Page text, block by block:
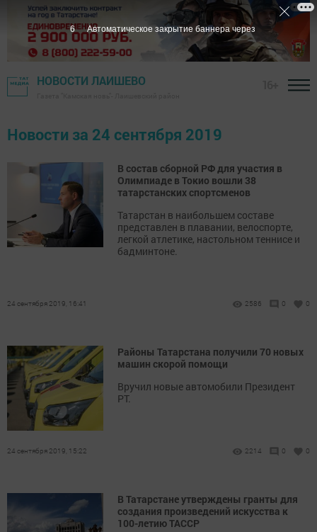
НОВОСТИ ЛАИШЕВО
Новости за 24 сентября 2019
В состав сборной РФ для участия в
Олимпиаде в Токио вошли 38
татарстанских спортсменов
Татарстан в наибольшем составе
представлен в плавании, велоспорте,
легкой атлетике, настольном теннисе и
бадминтоне.
24 сентября 2019, 16:41 2586 0 0
Районы Татарстана получили 70 новых
машин скорой помощи
Вручил новые автомобили Президент
РТ.
24 сентября 2019, 15:22 2214 0 0
В Татарстане утверждены гранты для
создания произведений искусства к
100-летию ТАССР
6 Автоматическое закрытие баннера через